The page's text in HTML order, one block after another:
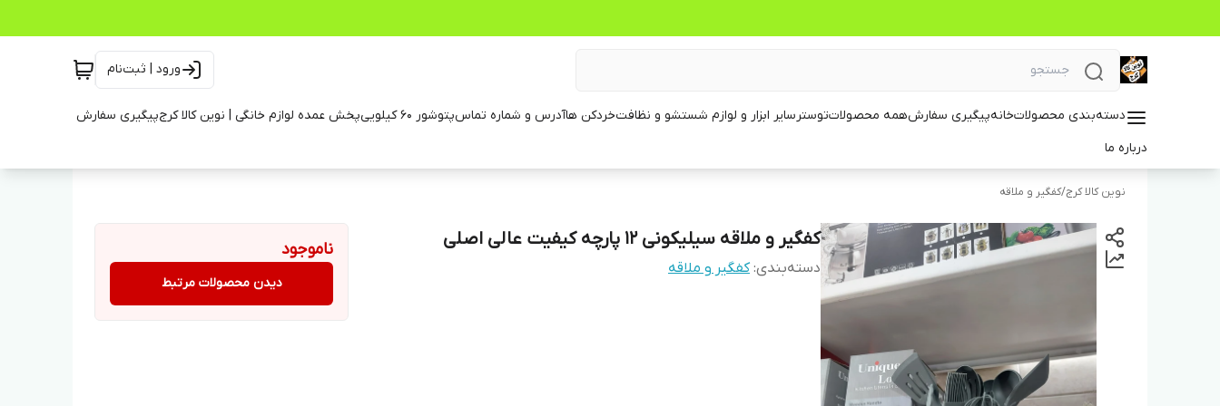
ورود | ثبت‌نام
دسته‌بندی محصولاتخانهپیگیری سفارشهمه محصولاتتوسترسایر ابزار و لوازم شستشو و نظافتخردکن هاآدرس و شماره تماسپتوشور ۶۰ کیلویی پخش عمده لوازم خانگی | نوین کالا کرجپیگیری سفارش
درباره ما
نوین کالا کرج/کفگیر و ملاقه
کفگیر و ملاقه سیلیکونی ۱۲ پارچه کیفیت عالی اصلی
دسته‌بندی:کفگیر و ملاقه
ناموجود
دیدن محصولات مرتبط